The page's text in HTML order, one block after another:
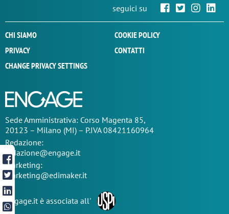
seguici su
CHI SIAMO
COOKIE POLICY
PRIVACY
CONTATTI
CHANGE PRIVACY SETTINGS
SedeAmministrativa: Corso Magenta 85,
20123 – Milano (MI) – P.IVA 08421160964
Redazione:
redazione@engage.it
Marketing:
marketing@edimaker.it
Engage.it è associata all'